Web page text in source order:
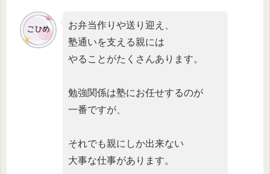
お弁当作りや送り迎え、
塾通いを支える親には
やることがたくさんあります。
勉強関係は塾にお任せするのが
一番ですが、
それでも親にしか出来ない
大事な仕事があります。